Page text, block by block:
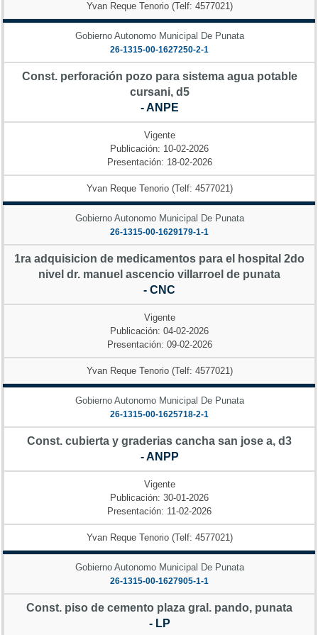
Yvan Reque Tenorio (Telf: 4577021)
Gobierno Autonomo Municipal De Punata
26-1315-00-1627250-2-1
Const. perforación pozo para sistema agua potable
cursani, d5
- ANPE
Vigente
Publicación: 10-02-2026
Presentación: 18-02-2026
Yvan Reque Tenorio (Telf: 4577021)
Gobierno Autonomo Municipal De Punata
26-1315-00-1629179-1-1
1ra adquisicion de medicamentos para el hospital 2do
nivel dr. manuel ascencio villarroel de punata
- CNC
Vigente
Publicación: 04-02-2026
Presentación: 09-02-2026
Yvan Reque Tenorio (Telf: 4577021)
Gobierno Autonomo Municipal De Punata
26-1315-00-1625718-2-1
Const. cubierta y graderias cancha san jose a, d3
- ANPP
Vigente
Publicación: 30-01-2026
Presentación: 11-02-2026
Yvan Reque Tenorio (Telf: 4577021)
Gobierno Autonomo Municipal De Punata
26-1315-00-1627905-1-1
Const. piso de cemento plaza gral. pando, punata
- LP